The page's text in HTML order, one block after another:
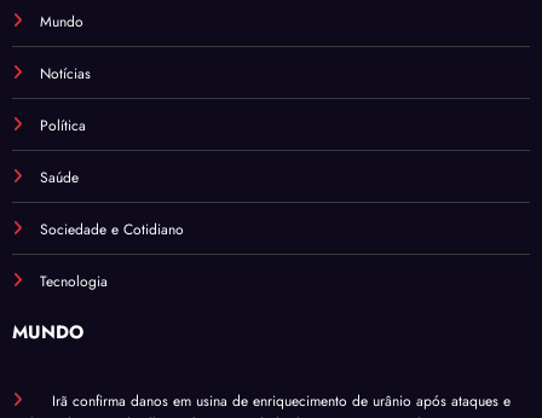
Mundo
Notícias
Política
Saúde
Sociedade e Cotidiano
Tecnologia
MUNDO
Irã confirma danos em usina de enriquecimento de urânio após ataques e